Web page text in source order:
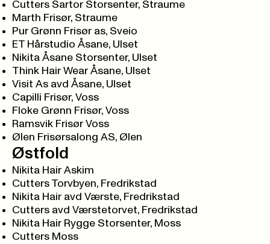
Cutters Sartor Storsenter, Straume
Marth Frisør, Straume
Pur Grønn Frisør as, Sveio
ET Hårstudio Åsane, Ulset
Nikita Åsane Storsenter, Ulset
Think Hair Wear Åsane, Ulset
Visit As avd Åsane, Ulset
Capilli Frisør, Voss
Floke Grønn Frisør, Voss
Ramsvik Frisør Voss
Ølen Frisørsalong AS, Ølen
Østfold
Nikita Hair Askim
Cutters Torvbyen, Fredrikstad
Nikita Hair avd Værste, Fredrikstad
Cutters avd Værstetorvet, Fredrikstad
Nikita Hair Rygge Storsenter, Moss
Cutters Moss